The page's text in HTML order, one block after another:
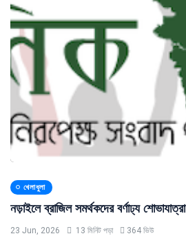
খেলাধুলা
নড়াইলে ব্রাজিল সমর্থকদের বর্ণাঢ্য শোভাযাত্রা
23 Jun, 2026 13 মিনিট পড়া 364 ভিউ